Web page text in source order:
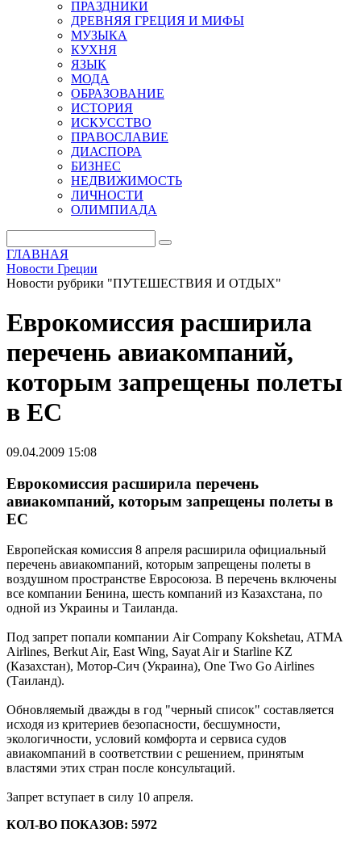
ПРАЗДНИКИ
ДРЕВНЯЯ ГРЕЦИЯ И МИФЫ
МУЗЫКА
КУХНЯ
ЯЗЫК
МОДА
ОБРАЗОВАНИЕ
ИСТОРИЯ
ИСКУССТВО
ПРАВОСЛАВИЕ
ДИАСПОРА
БИЗНЕС
НЕДВИЖИМОСТЬ
ЛИЧНОСТИ
ОЛИМПИАДА
ГЛАВНАЯ
Новости Греции
Новости рубрики "ПУТЕШЕСТВИЯ И ОТДЫХ"
Еврокомиссия расширила
перечень авиакомпаний,
которым запрещены полеты
в ЕС
09.04.2009 15:08
Еврокомиссия расширила перечень
авиакомпаний, которым запрещены полеты в
ЕС
Европейская комиссия 8 апреля расширила официальный
перечень авиакомпаний, которым запрещены полеты в
воздушном пространстве Евросоюза. В перечень включены
все компании Бенина, шесть компаний из Казахстана, по
одной из Украины и Таиланда.
Под запрет попали компании Air Company Kokshetau, ATMA
Airlines, Berkut Air, East Wing, Sayat Air и Starline KZ
(Казахстан), Мотор-Сич (Украина), One Two Go Airlines
(Таиланд).
Обновляемый дважды в год "черный список" составляется
исходя из критериев безопасности, бесшумности,
экологичности, условий комфорта и сервиса судов
авиакомпаний в соответствии с решением, принятым
властями этих стран после консультаций.
Запрет вступает в силу 10 апреля.
КОЛ-ВО ПОКАЗОВ: 5972